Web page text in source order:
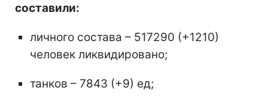
составили:
личного состава – 517290 (+1210)
человек ликвидировано;
танков – 7843 (+9) ед;